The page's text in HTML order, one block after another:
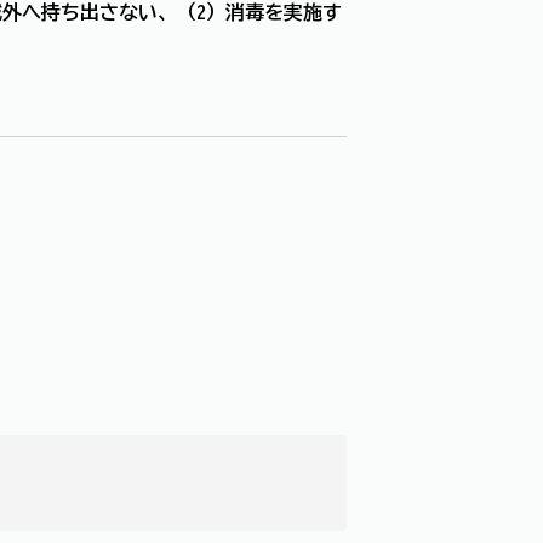
へ持ち出さない、（2）消毒を実施す